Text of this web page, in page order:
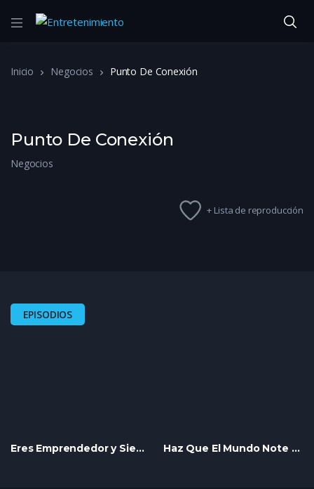
Inicio Negocios Punto De Conexión
Punto De Conexión
Negocios
+ Lista de reproducción
EPISODIOS
Eres Emprendedor y Sientes Que Nadie Ve Tu Trabajo? Haz Que El Mundo Note Tu Talento